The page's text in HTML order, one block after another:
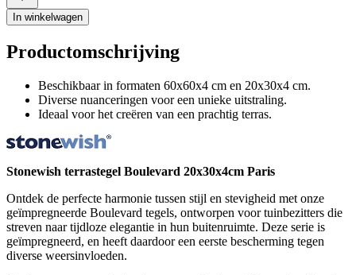
In winkelwagen
Productomschrijving
Beschikbaar in formaten 60x60x4 cm en 20x30x4 cm.
Diverse nuanceringen voor een unieke uitstraling.
Ideaal voor het creëren van een prachtig terras.
Stonewish terrastegel Boulevard 20x30x4cm Paris
Ontdek de perfecte harmonie tussen stijl en stevigheid met onze
geïmpregneerde Boulevard tegels, ontworpen voor tuinbezitters die
streven naar tijdloze elegantie in hun buitenruimte. Deze serie is
geïmpregneerd, en heeft daardoor een eerste bescherming tegen
diverse weersinvloeden.